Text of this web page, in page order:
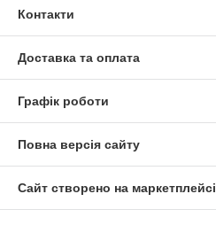
Контакти
Доставка та оплата
Графік роботи
Повна версія сайту
Сайт створено на маркетплейсі